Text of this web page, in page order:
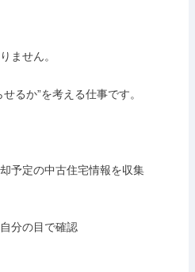
ません。
るか”を考える仕事です。
予定の中古住宅情報を収集
分の目で確認